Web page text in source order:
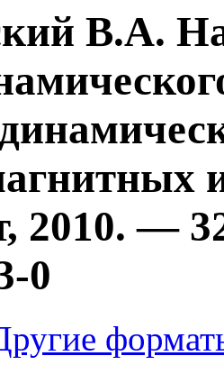
В.А.
2010. —
0